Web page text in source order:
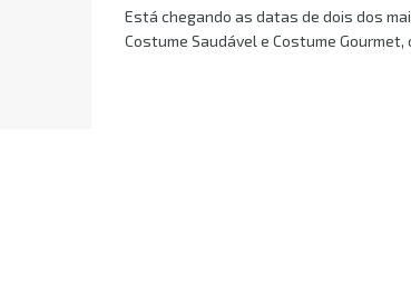
Está chegando as datas de dois dos
Costume Saudável e Costume Gourmet,